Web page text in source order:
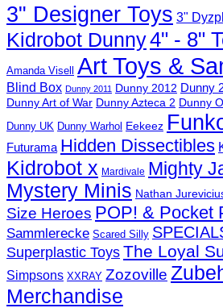
3" Designer Toys 3"
Kidrobot Dunny4" - 8"
Amanda Visell Art Toys &
Blind Box Dunny 2011 Dunny 2012 Dunny
Dunny Art of War Dunny Azteca 2 Dunny
Dunny UK Dunny Warhol Eekeez
Futurama Hidden Dissectibles
Kidrobot x Mardivale Mighty
Mystery Minis Nathan
Size Heroes POP! & Pocket
Sammlerecke Scared Silly
Superplastic ToysThe Loyal
Simpsons XXRAY Zozoville
Merchandise